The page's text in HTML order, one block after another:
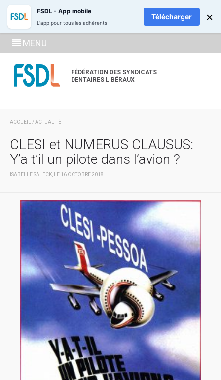
FÉDÉRATION DES SYNDICATS
DENTAIRES LIBÉRAUX
ADHÉREZ
MENU
ACCUEIL /ACTUALITÉ
CLESI et NUMERUS CLAUSUS:
Y’a t’il un pilote dans l’avion ?
ISABELLE SALECK, LE 16 OCTOBRE 2018
FSDL - App mobile
L'app pour tous les adhérents
Télécharger ×